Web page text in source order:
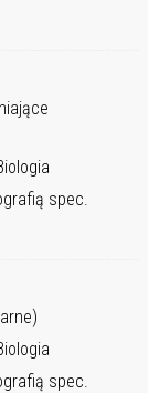
spec.
spec.